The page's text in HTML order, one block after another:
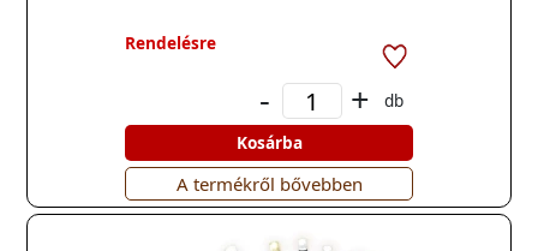
Rendelésre
- +
db
Kosárba
A termékről bővebben